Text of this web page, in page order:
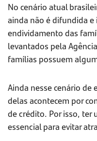
No cenário atual
ainda não é difundida
endividamento das
levantados pela
famílias possuem
Ainda nesse cenário
delas acontecem por
de crédito. Por isso, ter
essencial para evitar